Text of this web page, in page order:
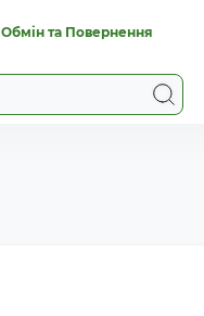
Обмін та Повернення